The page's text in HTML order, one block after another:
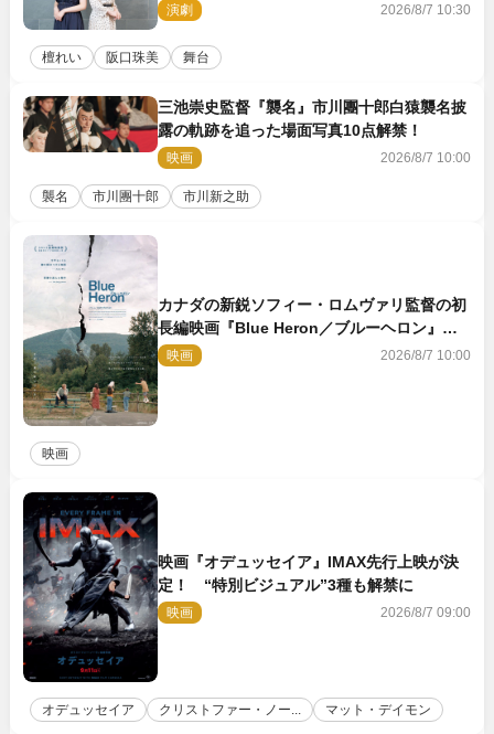
「牡丹灯籠」の新たな魅力
演劇 2026/8/7 10:30
檀れい 阪口珠美 舞台
三池崇史監督『襲名』市川團十郎白猿襲名披
露の軌跡を追った場面写真10点解禁！
映画 2026/8/7 10:00
襲名 市川團十郎 市川新之助
カナダの新鋭ソフィー・ロムヴァリ監督の初
長編映画『Blue Heron／ブルーヘロン』
10.23公開
映画 2026/8/7 10:00
映画
映画『オデュッセイア』IMAX先行上映が決
定！ “特別ビジュアル”3種も解禁に
映画 2026/8/7 09:00
オデュッセイア クリストファー・ノー... マット・デイモン